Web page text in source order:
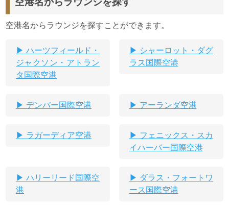
空港名からラウンジを探すことができます。
ハーツフィールド・
ジャクソン・アトラン
タ国際空港
シャーロット・ダグ
ラス国際空港
デンバー国際空港 アーランダ空港
ラガーディア空港
フェニックス・スカ
イハーバー国際空港
ハリーリード国際空
港
ダラス・フォートワ
ース国際空港